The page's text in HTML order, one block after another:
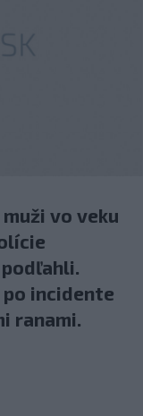
vo veku
incidente
ranami.